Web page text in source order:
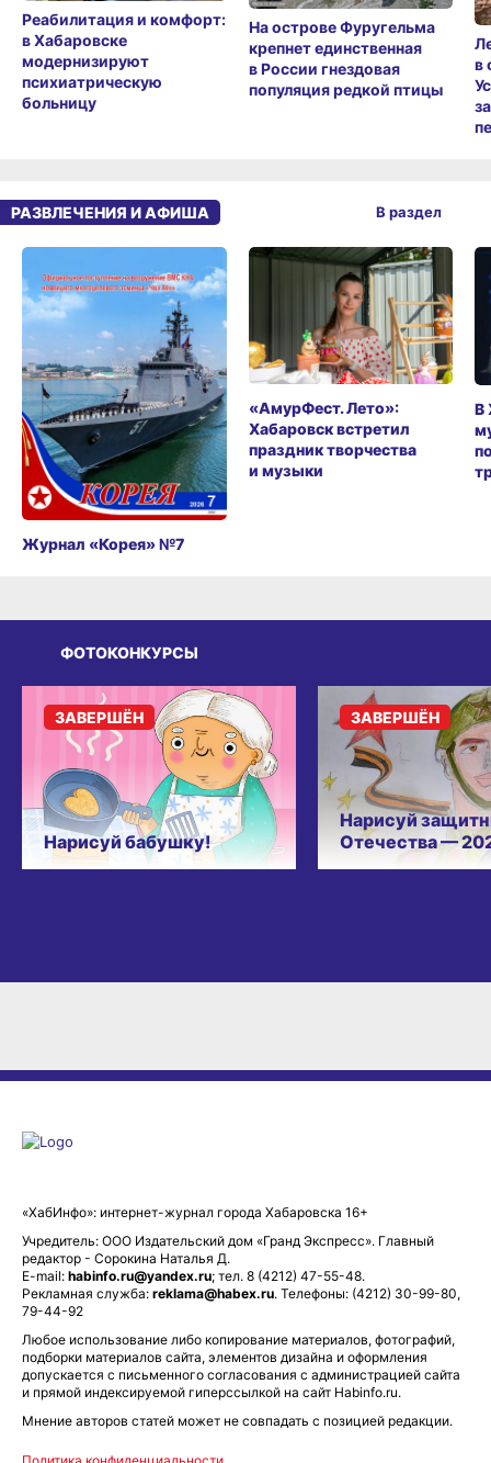
РАЗВЛЕЧЕНИЯ И АФИША
Журнал «Корея» №7
«АмурФест. Лето»:
Хабаровск встретил
праздник творчества
и музыки
В раздел
ФОТОКОНКУРСЫ
Нарисуй бабушку!
Нарисуй
Отечества —
редактор - Сорокина Наталья Д.
Любое использование либо копирование материалов, фотографий,
подборки материалов сайта, элементов дизайна и оформления
допускается с письменного согласования с администрацией сайта
и прямой индексируемой гиперссылкой на сайт Habinfo.ru.
Мнение авторов статей может не совпадать с позицией редакции.
Политика конфиденциальности
Соглашение пользователя
Подписка на новости:
RSS